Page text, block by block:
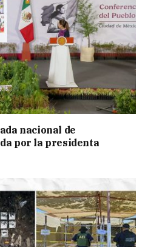
nacional de
por la presidenta